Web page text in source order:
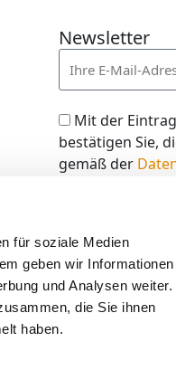
für soziale Medien
geben wir Informationen
und Analysen weiter.
die Sie ihnen
haben.
Newsletter
Mit der
bestätigen Sie,
gemäß der
den ich